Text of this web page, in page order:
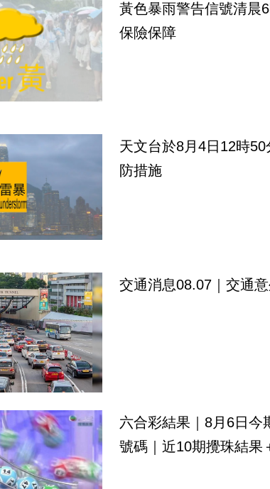
黃色暴雨警告信號清晨
保險保障
天文台於8月4日12時
防措施
交通消息08.07｜交通
六合彩結果｜8月6日今
號碼｜近10期攪珠結果